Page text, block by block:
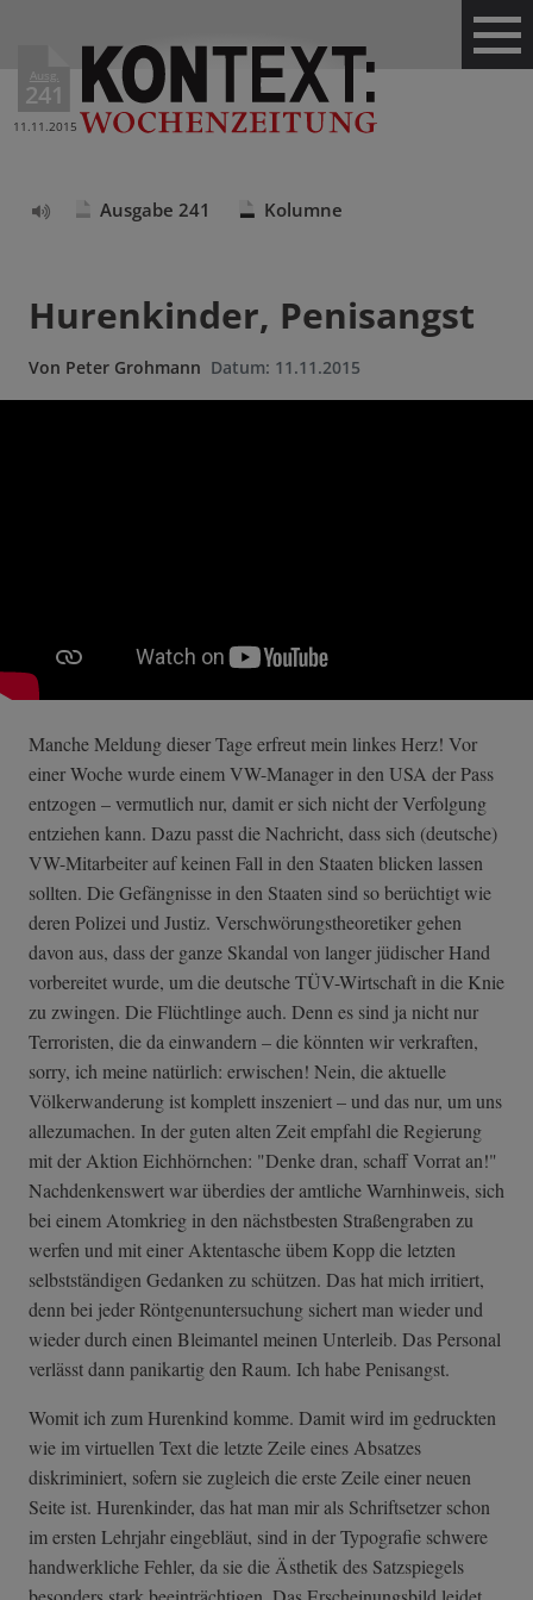
Ausg.
241
11.11.2015
Ausgabe 241 Kolumne
Hurenkinder, Penisangst
Von Peter Grohmann Datum: 11.11.2015
Manche Meldung dieser Tage erfreut mein linkes Herz! Vor
einer Woche wurde einem VW-Manager in den USA der Pass
entzogen – vermutlich nur, damit er sich nicht der Verfolgung
entziehen kann. Dazu passt die Nachricht, dass sich (deutsche)
VW-Mitarbeiter auf keinen Fall in den Staaten blicken lassen
sollten. Die Gefängnisse in den Staaten sind so berüchtigt wie
deren Polizei und Justiz. Verschwörungstheoretiker gehen
davon aus, dass der ganze Skandal von langer jüdischer Hand
vorbereitet wurde, um die deutsche TÜV-Wirtschaft in die Knie
zu zwingen. Die Flüchtlinge auch. Denn es sind ja nicht nur
Terroristen, die da einwandern – die könnten wir verkraften,
sorry, ich meine natürlich: erwischen! Nein, die aktuelle
Völkerwanderung ist komplett inszeniert – und das nur, um uns
allezumachen. In der guten alten Zeit empfahl die Regierung
mit der Aktion Eichhörnchen: "Denke dran, schaff Vorrat an!"
Nachdenkenswert war überdies der amtliche Warnhinweis, sich
bei einem Atomkrieg in den nächstbesten Straßengraben zu
werfen und mit einer Aktentasche übem Kopp die letzten
selbstständigen Gedanken zu schützen. Das hat mich irritiert,
denn bei jeder Röntgenuntersuchung sichert man wieder und
wieder durch einen Bleimantel meinen Unterleib. Das Personal
verlässt dann panikartig den Raum. Ich habe Penisangst.
Womit ich zum Hurenkind komme. Damit wird im gedruckten
wie im virtuellen Text die letzte Zeile eines Absatzes
diskriminiert, sofern sie zugleich die erste Zeile einer neuen
Seite ist. Hurenkinder, das hat man mir als Schriftsetzer schon
im ersten Lehrjahr eingebläut, sind in der Typografie schwere
handwerkliche Fehler, da sie die Ästhetik des Satzspiegels